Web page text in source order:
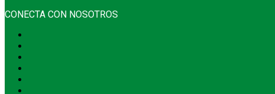
CONECTA CON NOSOTROS